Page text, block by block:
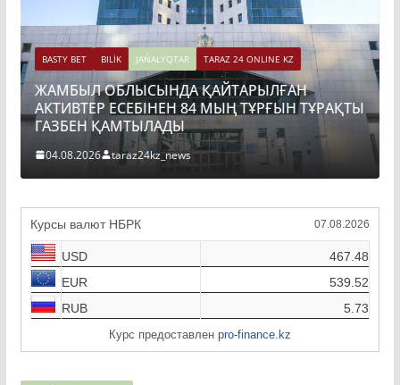
BASTY BET BILİK JAŃALYQTAR TARAZ 24 ONLINE KZ
ЖАМБЫЛ ОБЛЫСЫНДА ҚАЙТАРЫЛҒАН
АКТИВТЕР ЕСЕБІНЕН 84 МЫҢ ТҰРҒЫН ТҰРАҚТЫ
ГАЗБЕН ҚАМТЫЛАДЫ
04.08.2026 taraz24kz_news
Курсы валют НБРК 07.08.2026
USD
467.48
EUR
539.52
RUB
5.73
Курс предоставлен pro-finance.kz